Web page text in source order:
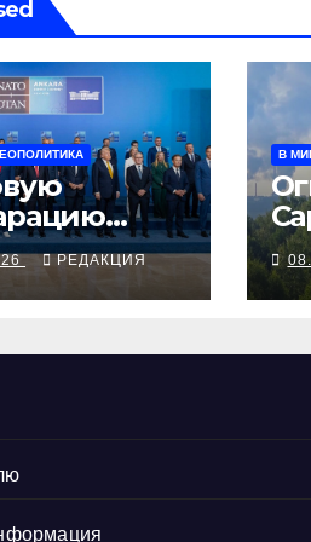
НАТО
всего
РЕДАКЦИЯ
В